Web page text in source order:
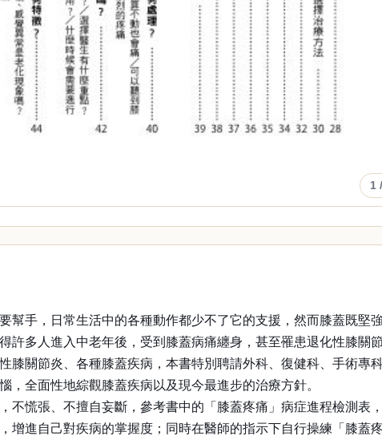
1
幫手，日常生活中的各種動作都少不了它的支援，然而膝蓋既
多人進入中老年後，受到膝蓋病痛纏身，甚至罹患退化性膝關節
膝關節炎、各種膝蓋疾病，本書特別聘請外科、復健科、手術
，全面性地綜觀膝蓋疾病以及現今最進步的治療方針。
不慌張、不擅自妄斷，參考書中的「膝蓋疼痛」病症進程檢測
增進自己對疾病的掌握度；同時在醫師的指示下自行操練「膝